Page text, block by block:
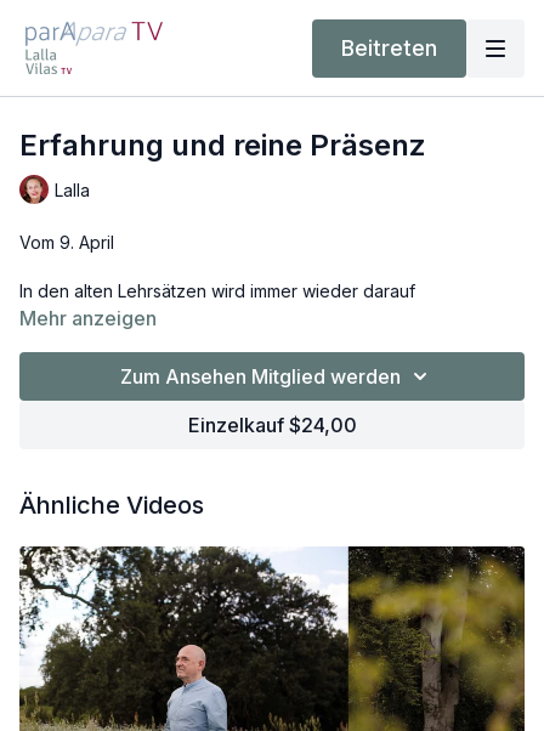
Beitreten
Erfahrung und reine Präsenz
Lalla
Vom 9. April
In den alten Lehrsätzen wird immer wieder darauf
hingewiesen, dass Yoga eine Erfahrungspraxis und eine
erwarten verschiedene Leistenöffner, die danach zu tief
gegrätschten Stand- und Sitzhaltungen führen.
Mehr anzeigen
Zum Ansehen Mitglied werden
Einzelkauf $24,00
Ähnliche Videos